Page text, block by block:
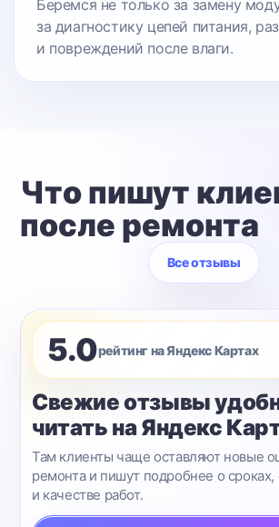
Беремся не только за замену
за диагностику цепей питания,
и повреждений после влаги.
Что пишут
после ремонта
Все отзывы
5.0рейтинг на Яндекс Картах
Свежие отзывы
читать на Яндекс
Там клиенты чаще оставляют новые
ремонта и пишут подробнее о сроках,
и качестве работ.